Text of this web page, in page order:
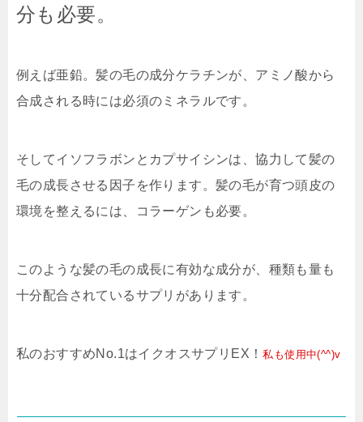
分も必要。
例えば亜鉛。髪の毛の成分ケラチンが、アミノ酸から
合成される時には必須のミネラルです。
そしてイソフラボンとカプサイシンは、協力して髪の
毛の成長させる因子を作ります。髪の毛が育つ頭皮の
環境を整えるには、コラーゲンも必要。
このような髪の毛の成長に有効な成分が、種類も量も
十分配合されているサプリがあります。
私のおすすめNo.1はイクオスサプリEX！私も使用中(^^)v